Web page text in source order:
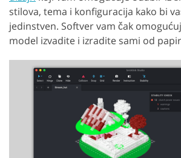
stilova, tema i konfiguracija kako bi
jedinstven. Softver vam čak
model izvadite i izradite sami od